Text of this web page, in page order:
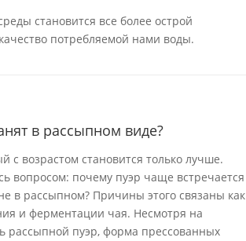
становится все более острой
потребляемой нами воды.
в рассыпном виде?
возрастом становится только лучше.
вопросом: почему пуэр чаще встречается
в рассыпном? Причины этого связаны как
и ферментации чая. Несмотря на
рассыпной пуэр, форма прессованных